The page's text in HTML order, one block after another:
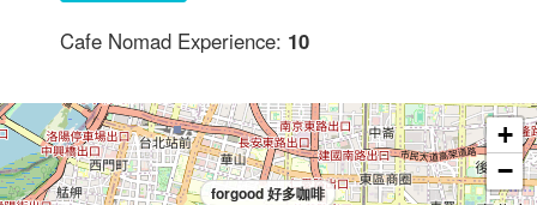
Cafe Nomad Experience: 10
forgood 好多咖啡
+
−